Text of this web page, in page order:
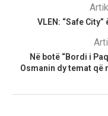
VLEN: “Safe
Në botë “Bordi i
Osmanin dy temat që